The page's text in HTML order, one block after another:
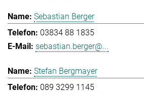
Sebastian Berger
03834 88 1835
sebastian.berger@...
Stefan Bergmayer
089 3299 1145